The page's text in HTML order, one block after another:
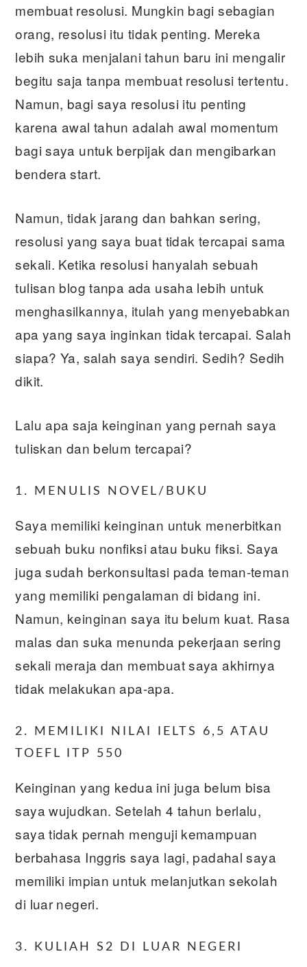
membuat resolusi. Mungkin bagi sebagian
orang, resolusi itu tidak penting. Mereka
lebih suka menjalani tahun baru ini mengalir
begitu saja tanpa membuat resolusi tertentu.
Namun, bagi saya resolusi itu penting
karena awal tahun adalah awal momentum
bagi saya untuk berpijak dan mengibarkan
bendera start.
Namun, tidak jarang dan bahkan sering,
resolusi yang saya buat tidak tercapai sama
sekali. Ketika resolusi hanyalah sebuah
tulisan blog tanpa ada usaha lebih untuk
menghasilkannya, itulah yang menyebabkan
apa yang saya inginkan tidak tercapai. Salah
siapa? Ya, salah saya sendiri. Sedih? Sedih
dikit.
Lalu apa saja keinginan yang pernah saya
tuliskan dan belum tercapai?
1. MENULIS NOVEL/BUKU
Saya memiliki keinginan untuk menerbitkan
sebuah buku nonfiksi atau buku fiksi. Saya
juga sudah berkonsultasi pada teman-teman
yang memiliki pengalaman di bidang ini.
Namun, keinginan saya itu belum kuat. Rasa
malas dan suka menunda pekerjaan sering
sekali meraja dan membuat saya akhirnya
tidak melakukan apa-apa.
2. MEMILIKI NILAI IELTS 6,5 ATAU
TOEFL ITP 550
Keinginan yang kedua ini juga belum bisa
saya wujudkan. Setelah 4 tahun berlalu,
saya tidak pernah menguji kemampuan
berbahasa Inggris saya lagi, padahal saya
memiliki impian untuk melanjutkan sekolah
di luar negeri.
3. KULIAH S2 DI LUAR NEGERI